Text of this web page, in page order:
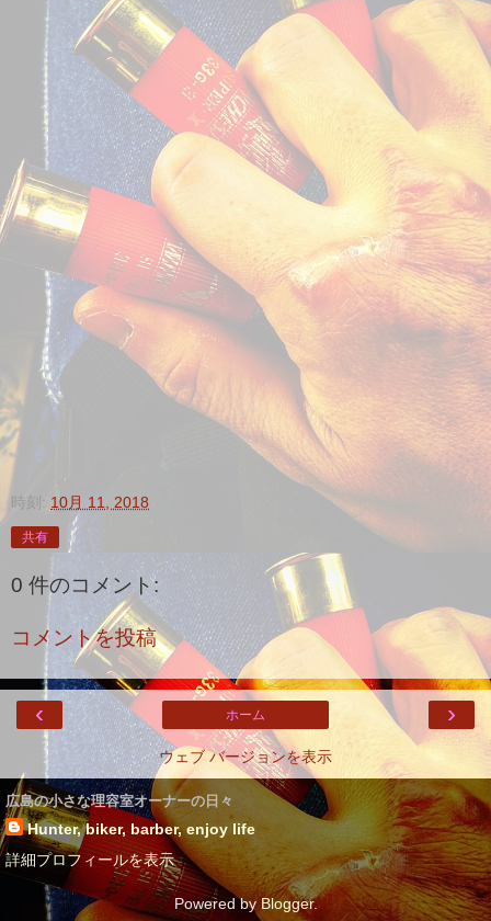
時刻: 10月 11, 2018
共有
0 件のコメント:
コメントを投稿
‹ ›
ホーム
ウェブ バージョンを表示
広島の小さな理容室オーナーの日々
Hunter, biker, barber, enjoy life
詳細プロフィールを表示
Powered by Blogger.